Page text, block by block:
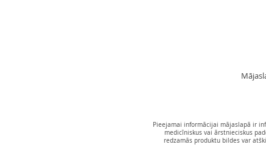
Pieejamai informācijai mājaslapā ir
medicīniskus vai ārstnieciskus
redzamās produktu bildes var